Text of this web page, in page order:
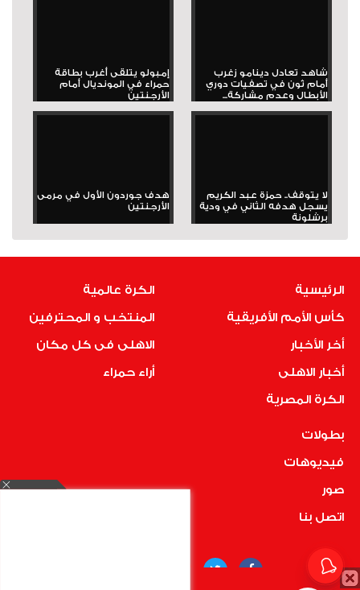
شاهد تعادل دينامو زغرب
أمام ثون في تصفيات دوري
الأبطال وعدم مشاركة...
إمبولو يتلقى أغرب بطاقة
حمراء في المونديال أمام
الأرجنتين
لا يتوقف.. حمزة عبد الكريم
يسجل هدفه الثاني في ودية
برشلونة
هدف جوردون الأول في مرمى
الأرجنتين
الرئيسية
كأس الأمم الأفريقية
أخر الأخبار
أخبار الاهلى
الكرة المصرية
الكرة عالمية
المنتخب و المحترفين
الاهلى فى كل مكان
أراء حمراء
بطولات
فيديوهات
صور
اتصل بنا